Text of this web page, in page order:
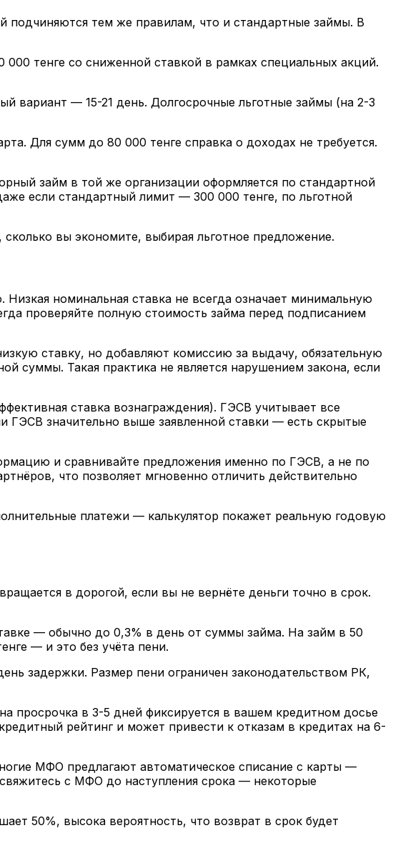
подчиняются тем же правилам, что и стандартные займы. В
тенге со сниженной ставкой в рамках специальных акций.
вариант — 15-21 день. Долгосрочные льготные займы (на 2-3
Для сумм до 80 000 тенге справка о доходах не требуется.
займ в той же организации оформляется по стандартной
если стандартный лимит — 300 000 тенге, по льготной
сколько вы экономите, выбирая льготное предложение.
номинальная ставка не всегда означает минимальную
проверяйте полную стоимость займа перед подписанием
ставку, но добавляют комиссию за выдачу, обязательную
суммы. Такая практика не является нарушением закона, если
ставка вознаграждения). ГЭСВ учитывает все
значительно выше заявленной ставки — есть скрытые
и сравнивайте предложения именно по ГЭСВ, а не по
что позволяет мгновенно отличить действительно
платежи — калькулятор покажет реальную годовую
в дорогой, если вы не вернёте деньги точно в срок.
— обычно до 0,3% в день от суммы займа. На займ в 50
— и это без учёта пени.
задержки. Размер пени ограничен законодательством РК,
просрочка в 3-5 дней фиксируется в вашем кредитном досье
рейтинг и может привести к отказам в кредитах на 6-
МФО предлагают автоматическое списание с карты —
с МФО до наступления срока — некоторые
50%, высока вероятность, что возврат в срок будет